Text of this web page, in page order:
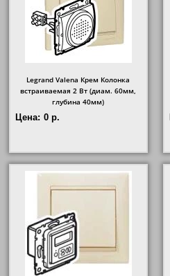
Legrand Valena Крем Колонка
встраиваемая 2 Вт (диам. 60мм,
глубина 40мм)
Цена: 0 р.